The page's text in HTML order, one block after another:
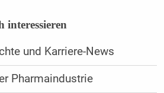
interessieren
und Karriere-News
Pharmaindustrie